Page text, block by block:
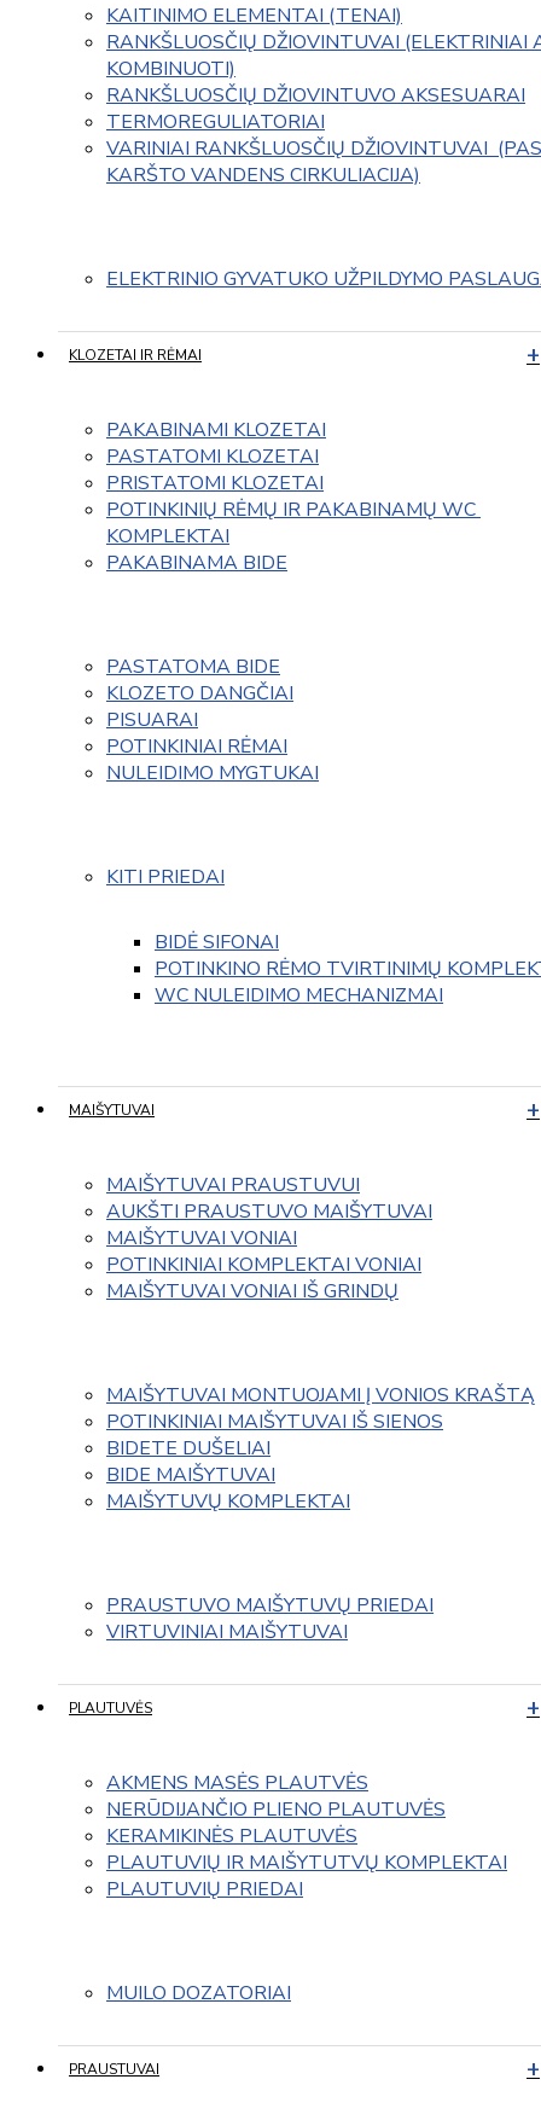
KAITINIMO ELEMENTAI (TENAI)
RANKŠLUOSČIŲ DŽIOVINTUVAI (ELEKTRINIAI
KOMBINUOTI)
RANKŠLUOSČIŲ DŽIOVINTUVO AKSESUARAI
TERMOREGULIATORIAI
VARINIAI RANKŠLUOSČIŲ DŽIOVINTUVAI
KARŠTO VANDENS CIRKULIACIJA)
ELEKTRINIO GYVATUKO UŽPILDYMO
KLOZETAI IR RĖMAI
PAKABINAMI KLOZETAI
PASTATOMI KLOZETAI
PRISTATOMI KLOZETAI
POTINKINIŲ RĖMŲ IR PAKABINAMŲ WC
KOMPLEKTAI
PAKABINAMA BIDE
PASTATOMA BIDE
KLOZETO DANGČIAI
PISUARAI
POTINKINIAI RĖMAI
NULEIDIMO MYGTUKAI
KITI PRIEDAI
BIDĖ SIFONAI
POTINKINO RĖMO TVIRTINIMŲ
WC NULEIDIMO MECHANIZMAI
MAIŠYTUVAI
MAIŠYTUVAI PRAUSTUVUI
AUKŠTI PRAUSTUVO MAIŠYTUVAI
MAIŠYTUVAI VONIAI
POTINKINIAI KOMPLEKTAI VONIAI
MAIŠYTUVAI VONIAI IŠ GRINDŲ
MAIŠYTUVAI MONTUOJAMI Į VONIOS KRAŠTĄ
POTINKINIAI MAIŠYTUVAI IŠ SIENOS
BIDETE DUŠELIAI
BIDE MAIŠYTUVAI
MAIŠYTUVŲ KOMPLEKTAI
PRAUSTUVO MAIŠYTUVŲ PRIEDAI
VIRTUVINIAI MAIŠYTUVAI
PLAUTUVĖS
AKMENS MASĖS PLAUTVĖS
NERŪDIJANČIO PLIENO PLAUTUVĖS
KERAMIKINĖS PLAUTUVĖS
PLAUTUVIŲ IR MAIŠYTUTVŲ KOMPLEKTAI
PLAUTUVIŲ PRIEDAI
MUILO DOZATORIAI
PRAUSTUVAI